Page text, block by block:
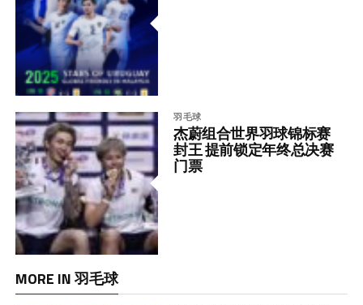
羽毛球
杰蔚组合世界羽球锦标赛
封王 提前锁定年终总决赛
门票
MORE IN 羽毛球